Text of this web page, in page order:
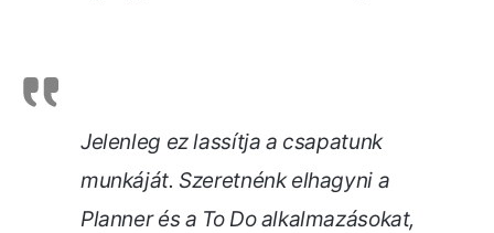
Jelenleg ez lassítja a csapatunk
munkáját. Szeretnénk elhagyni a
Planner és a To Do alkalmazásokat,